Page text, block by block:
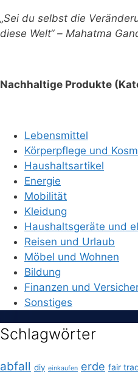
„Sei du selbst die
diese Welt“ – Mahatma
Nachhaltige Produkte
Lebensmittel
Körperpflege und
Haushaltsartikel
Energie
Mobilität
Kleidung
Haushaltsgeräte und
Reisen und Urlaub
Möbel und Wohnen
Bildung
Finanzen und
Sonstiges
Schlagwörter
abfall diy einkaufen erde fair